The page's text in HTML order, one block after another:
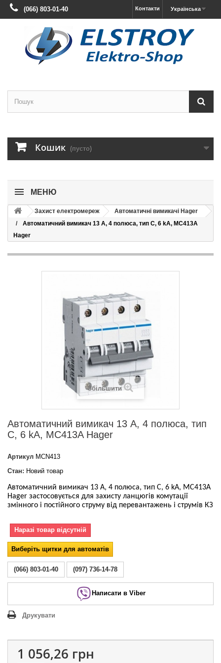
Українська
Контакти
(066) 803-01-40
Кошик (пусто)
МЕНЮ
Захист електромереж
Автоматичні вимикачі Hager
Автоматичний вимикач 13 А, 4 полюса, тип C, 6 kA, MC413A
Hager
Збільшити
Автоматичний вимикач 13 А, 4 полюса, тип
C, 6 kA, MC413A Hager
Артикул MCN413
Стан: Новий товар
Автоматичний вимикач 13 А, 4 полюса, тип С, 6 kA, MC413A
Hager застосовується для захисту ланцюгів комутації
змінного і постійного струму від перевантажень і струмів КЗ
Наразі товар відсутній
Виберіть щитки для автоматів
(066) 803-01-40 (097) 736-14-78
Написати в Viber
Друкувати
1 056,26 грн